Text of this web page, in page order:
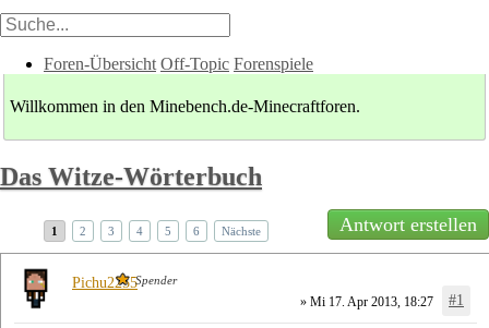
Foren-Übersicht Off-Topic Forenspiele
Willkommen in den Minebench.de-Minecraftforen.
Das Witze-Wörterbuch
1 2 3 4 5 6 Nächste Antwort erstellen
» Mi 17. Apr 2013, 18:27 #1
Pichu2255Spender